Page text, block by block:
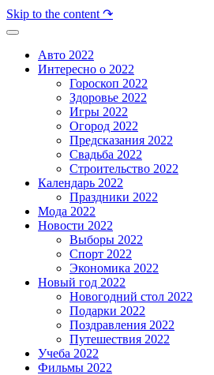
Skip to the content ↷
Авто 2022
Интересно о 2022
Гороскоп 2022
Здоровье 2022
Игры 2022
Огород 2022
Предсказания 2022
Свадьба 2022
Строительство 2022
Календарь 2022
Праздники 2022
Мода 2022
Новости 2022
Выборы 2022
Спорт 2022
Экономика 2022
Новый год 2022
Новогодний стол 2022
Подарки 2022
Поздравления 2022
Путешествия 2022
Учеба 2022
Фильмы 2022